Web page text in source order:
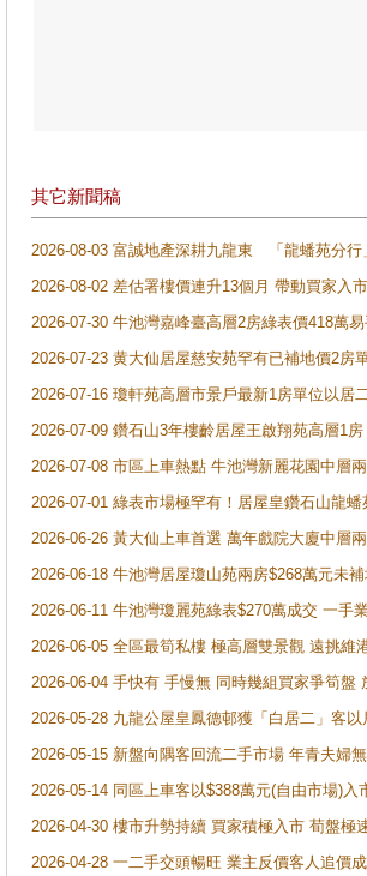
其它新聞稿
2026-08-03 富誠地產深耕九龍東 「龍蟠苑分
2026-08-02 差估署樓價連升13個月 帶動買家入
2026-07-30 牛池灣嘉峰臺高層2房綠表價418萬
2026-07-23 黄大仙居屋慈安苑罕有已補地價2房
2026-07-16 瓊軒苑高層市景戶最新1房單位以居
2026-07-09 鑽石山3年樓齡居屋王啟翔苑高層1
2026-07-08 市區上車熱點 牛池灣新麗花園中層
2026-07-01 綠表市場極罕有！居屋皇鑽石山龍
2026-06-26 黃大仙上車首選 萬年戲院大廈中層
2026-06-18 牛池灣居屋瓊山苑兩房$268萬元未
2026-06-11 牛池灣瓊麗苑綠表$270萬成交 一手
2026-06-05 全區最筍私樓 極高層雙景觀 遠挑
2026-06-04 手快有 手慢無 同時幾組買家爭筍
2026-05-28 九龍公屋皇鳳德邨獲「白居二」客
2026-05-15 新盤向隅客回流二手市場 年青夫婦
2026-05-14 同區上車客以$388萬元(自由市場)
2026-04-30 樓市升勢持續 買家積極入市 荀盤
2026-04-28 一二手交頭暢旺 業主反價客人追價